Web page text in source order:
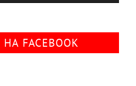
FACEBOOK